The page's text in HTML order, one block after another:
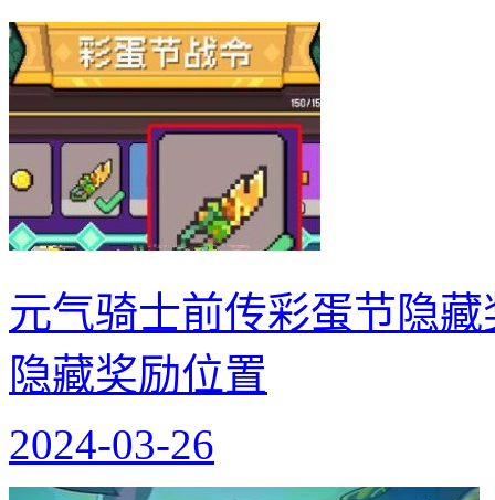
元气骑士前传彩蛋节隐
隐藏奖励位置
2024-03-26